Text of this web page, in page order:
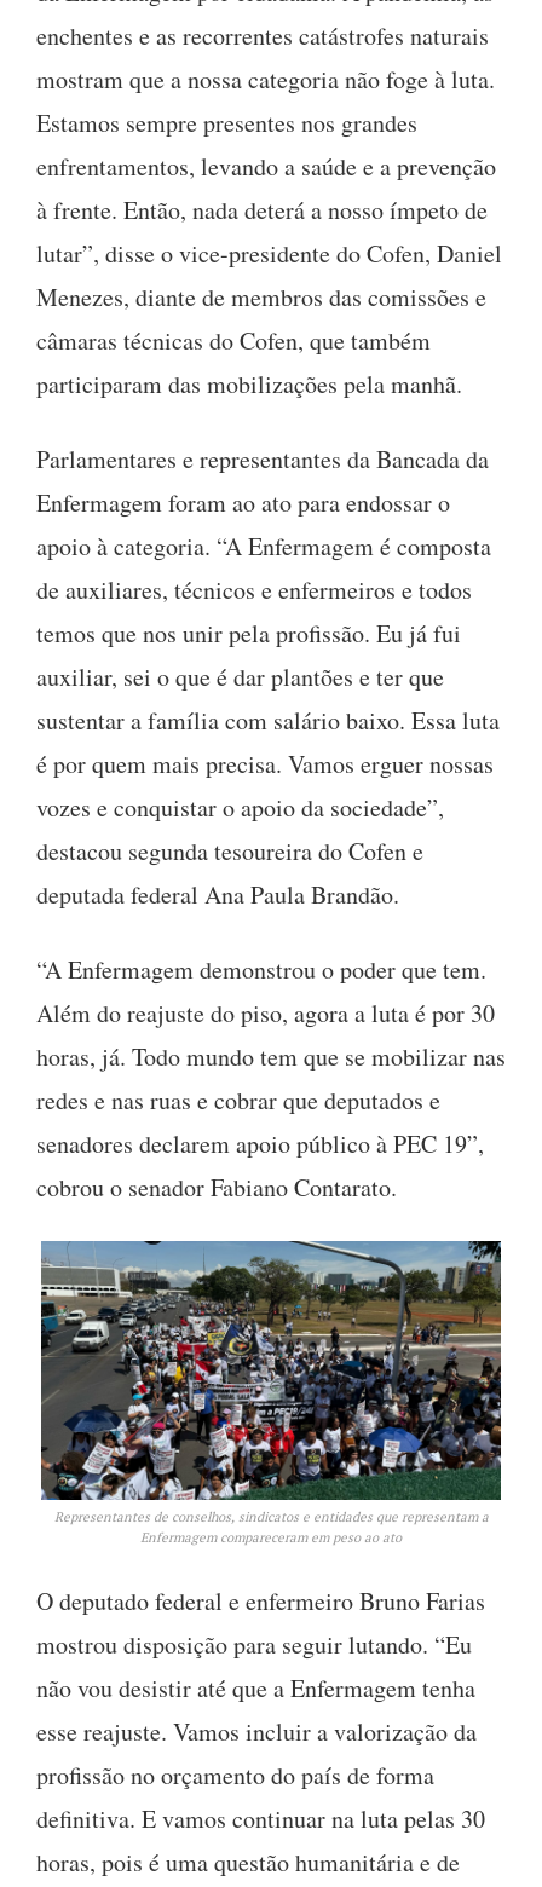
enchentes e as recorrentes catástrofes naturais
mostram que a nossa categoria não foge à luta.
Estamos sempre presentes nos grandes
enfrentamentos, levando a saúde e a prevenção
à frente. Então, nada deterá a nosso ímpeto de
lutar”, disse o vice-presidente do Cofen, Daniel
Menezes, diante de membros das comissões e
câmaras técnicas do Cofen, que também
participaram das mobilizações pela manhã.
Parlamentares e representantes da Bancada da
Enfermagem foram ao ato para endossar o
apoio à categoria. “A Enfermagem é composta
de auxiliares, técnicos e enfermeiros e todos
temos que nos unir pela profissão. Eu já fui
auxiliar, sei o que é dar plantões e ter que
sustentar a família com salário baixo. Essa luta
é por quem mais precisa. Vamos erguer nossas
vozes e conquistar o apoio da sociedade”,
destacou segunda tesoureira do Cofen e
deputada federal Ana Paula Brandão.
“A Enfermagem demonstrou o poder que tem.
Além do reajuste do piso, agora a luta é por 30
horas, já. Todo mundo tem que se mobilizar nas
redes e nas ruas e cobrar que deputados e
senadores declarem apoio público à PEC 19”,
cobrou o senador Fabiano Contarato.
Representantes de conselhos, sindicatos e entidades que representam a
Enfermagem compareceram em peso ao ato
O deputado federal e enfermeiro Bruno Farias
mostrou disposição para seguir lutando. “Eu
não vou desistir até que a Enfermagem tenha
esse reajuste. Vamos incluir a valorização da
profissão no orçamento do país de forma
definitiva. E vamos continuar na luta pelas 30
horas, pois é uma questão humanitária e de